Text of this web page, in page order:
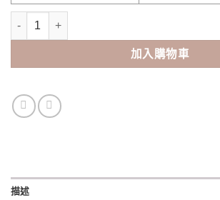
Eye coffret 1 day UV Moist Toric(30pcs) 數量
加入購物車
描述